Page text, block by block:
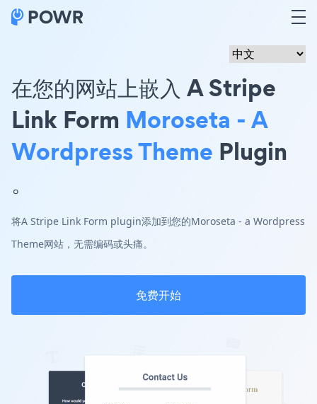
在您的网站上嵌入 A Stripe
Link Form Moroseta - A
Wordpress Theme Plugin
。
将A Stripe Link Form plugin添加到您的Moroseta - a Wordpress
Theme网站，无需编码或头痛。
免费开始